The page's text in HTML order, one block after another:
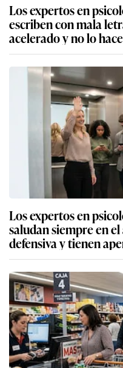
Los expertos en
escriben con mala
acelerado y no lo
Los expertos en
saludan siempre en
defensiva y tienen